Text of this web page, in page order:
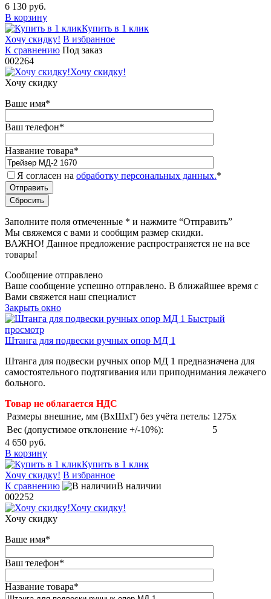
6 130 руб.
В корзину
Купить в 1 клик
Хочу скидку! В избранное
К сравнению Под заказ
002264
Хочу скидку!
Хочу скидку
Ваше имя*
Ваш телефон*
Название товара*
Я согласен на обработку персональных данных.*
Заполните поля отмеченные * и нажмите “Отправить”
Мы свяжемся с вами и сообщим размер скидки.
ВАЖНО! Данное предложение распространяется не на все
товары!
Сообщение отправлено
Ваше сообщение успешно отправлено. В ближайшее время с
Вами свяжется наш специалист
Закрыть окно
Быстрый
просмотр
Штанга для подвески ручных опор МД 1
Штанга для подвески ручных опор МД 1 предназначена для
самостоятельного подтягивания или приподнимания лежачего
больного.
Товар не облагается НДС
Размеры внешние, мм (ВхШхГ) без учёта петель: 1275x
Вес (допустимое отклонение +/-10%):
5
4 650 руб.
В корзину
Купить в 1 клик
Хочу скидку! В избранное
К сравнению
В наличии
002252
Хочу скидку!
Хочу скидку
Ваше имя*
Ваш телефон*
Название товара*